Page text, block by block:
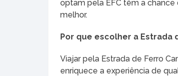
optam pela EFC têm a
melhor.
Por que escolher a Estrada
Viajar pela Estrada de Ferro
enriquece a experiência de